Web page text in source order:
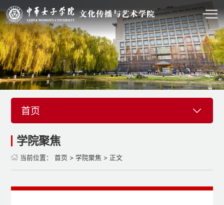
首页
学院聚焦
当前位置： 首页 > 学院聚焦 > 正文